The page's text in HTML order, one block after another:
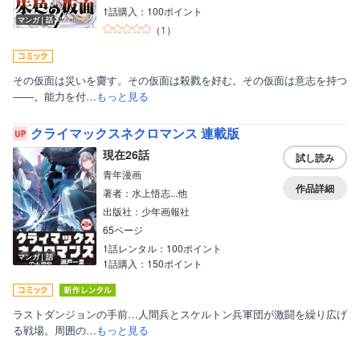
マンガ｜話
1話購入：100ポイント
（1 ）
その仮面は災いを齎す。その仮面は殺戮を好む。その仮面は意志を持つ
――。能力を付…もっと見る
クライマックスネクロマンス 連載版
マンガ｜話
現在26話
青年漫画
著者：水上悟志...他
出版社：少年画報社
65ページ
1話レンタル：100ポイント
1話購入：150ポイント
試し読み
作品詳細
ラストダンジョンの手前…人間兵とスケルトン兵軍団が激闘を繰り広げ
る戦場。周囲の…もっと見る